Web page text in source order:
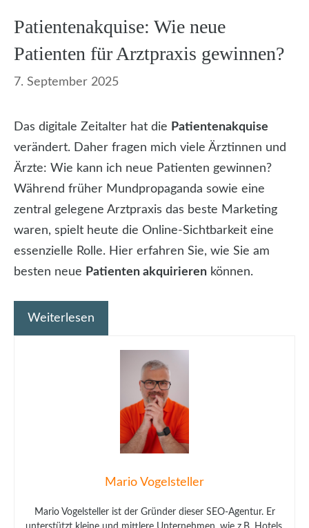
Patientenakquise: Wie neue
Patienten für Arztpraxis gewinnen?
7. September 2025
Das digitale Zeitalter hat die Patientenakquise
verändert. Daher fragen mich viele Ärztinnen und
Ärzte: Wie kann ich neue Patienten gewinnen?
Während früher Mundpropaganda sowie eine
zentral gelegene Arztpraxis das beste Marketing
waren, spielt heute die Online-Sichtbarkeit eine
essenzielle Rolle. Hier erfahren Sie, wie Sie am
besten neue Patienten akquirieren können.
Weiterlesen
Mario Vogelsteller
Mario Vogelsteller ist der Gründer dieser SEO-Agentur. Er